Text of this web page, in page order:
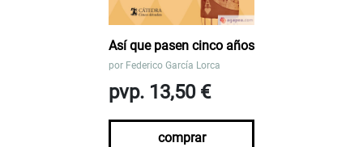
Así que pasen cinco años
por Federico García Lorca
pvp. 13,50 €
comprar